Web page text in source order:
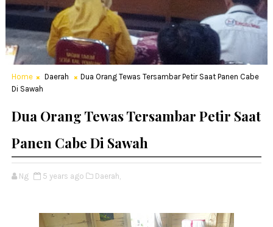
Home Daerah
Dua Orang Tewas Tersambar Petir Saat Panen Cabe
Di Sawah
Dua Orang Tewas Tersambar Petir Saat
Panen Cabe Di Sawah
Ng 5 years ago Daerah,